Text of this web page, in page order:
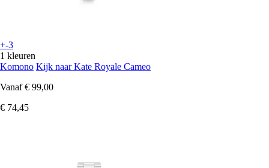
+-3
1 kleuren
Komono Kijk naar Kate Royale Cameo
Vanaf € 99,00
€ 74,45